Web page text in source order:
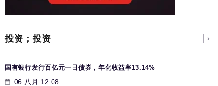
投资；投资
国有银行发行百亿元一日债券，年化收益率13.14%
06 八月 12:08